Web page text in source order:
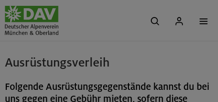
Ausrüstungsverleih
Folgende Ausrüstungsgegenstände kannst du bei
uns gegen eine Gebühr mieten, sofern diese